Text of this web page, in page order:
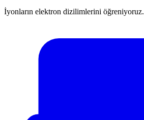
İyonların elektron dizilimlerini öğreniyoruz.